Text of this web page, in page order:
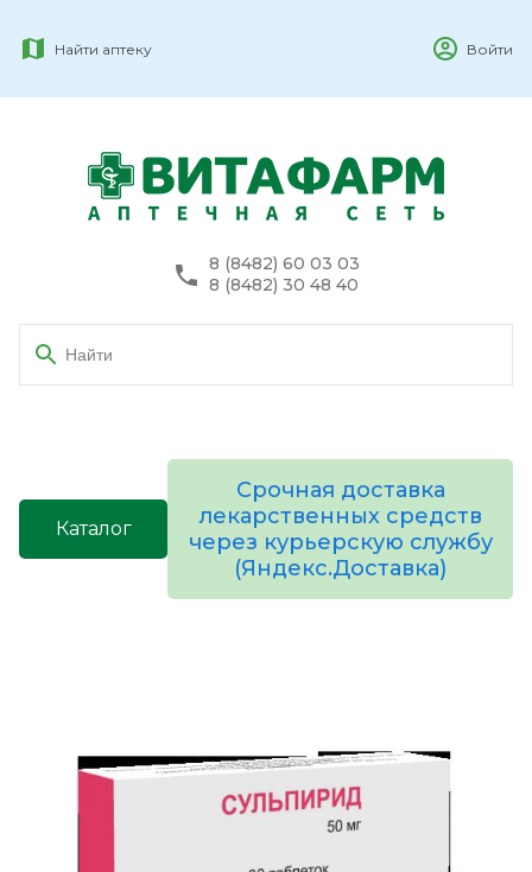
Найти аптеку Войти
8 (8482) 60 03 03
8 (8482) 30 48 40
Каталог
Срочная доставка
лекарственных средств
через курьерскую службу
(Яндекс.Доставка)